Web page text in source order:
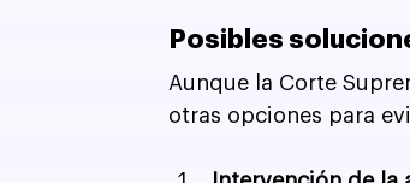
Posibles
Aunque la Corte
otras opciones para